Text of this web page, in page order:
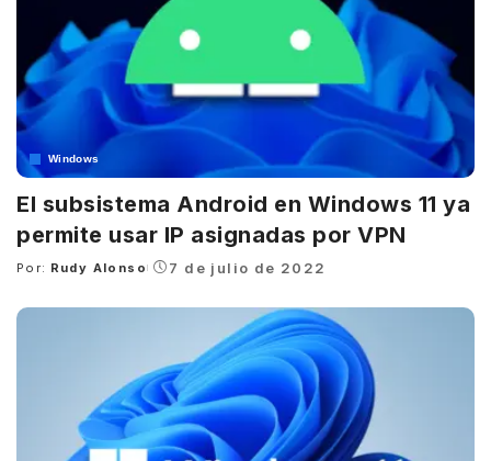
Windows
El subsistema Android en Windows 11 ya
permite usar IP asignadas por VPN
Posted
Por: Rudy Alonso 7 de julio de 2022